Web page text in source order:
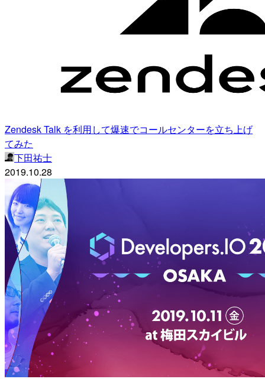
Zendesk Talk を利用して爆速でコールセンターを立ち上げ
てみた
下田祐士
2019.10.28